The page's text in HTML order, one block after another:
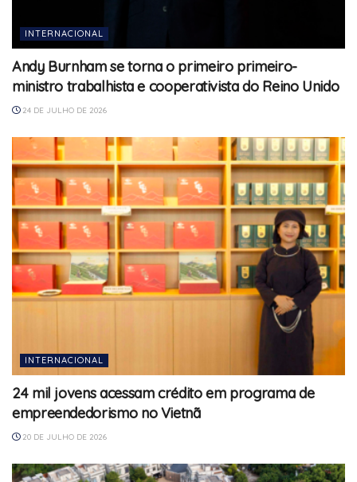
INTERNACIONAL
Andy Burnham se torna o primeiro primeiro-
ministro trabalhista e cooperativista do Reino Unido
24 DE JULHO DE 2026
INTERNACIONAL
24 mil jovens acessam crédito em programa de
empreendedorismo no Vietnã
20 DE JULHO DE 2026